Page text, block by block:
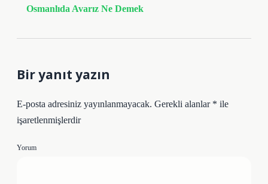
Osmanlıda Avarız Ne Demek
Bir yanıt yazın
E-posta adresiniz yayınlanmayacak. Gerekli alanlar * ile
işaretlenmişlerdir
Yorum